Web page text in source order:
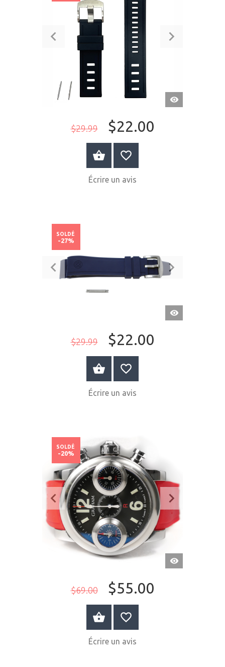
APERÇU
RAPIDE
$29.99 $22.00
ACHETER MAINTENANT
Écrire un avis
APERÇU
RAPIDE
$29.99 $22.00
SOLDÉ
-27%
ACHETER MAINTENANT
Écrire un avis
APERÇU
RAPIDE
$69.00 $55.00
SOLDÉ
-20%
ACHETER MAINTENANT
Écrire un avis